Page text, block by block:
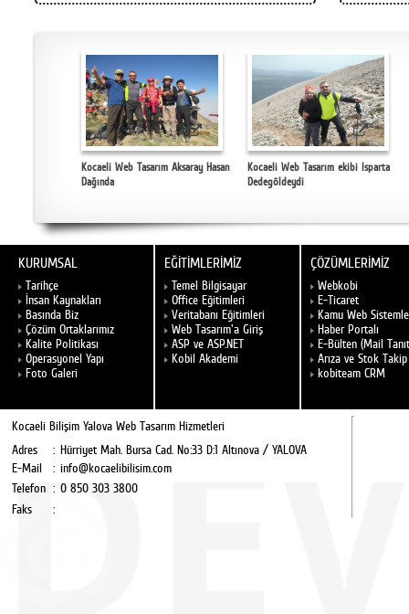
Kocaeli Web Tasarım Aksaray Hasan
Dağında
Kocaeli Web Tasarım ekibi Isparta
Dedegöldeydi
KURUMSAL
Tarihçe
İnsan Kaynakları
Basında Biz
Çözüm Ortaklarımız
Kalite Politikası
Operasyonel Yapı
Foto Galeri
EĞİTİMLERİMİZ
Temel Bilgisayar
Office Eğitimleri
Veritabanı Eğitimleri
Web Tasarım'a Giriş
ASP ve ASP.NET
Kobil Akademi
ÇÖZÜMLERİMİZ
Webkobi
E-Ticaret
Kamu Web
Haber Portalı
E-Bülten (Mail
Arıza ve Stok Takip
kobiteam CRM
Kocaeli Bilişim Yalova Web Tasarım Hizmetleri
Adres
: Hürriyet Mah. Bursa Cad. No:33 D:1 Altınova / YALOVA
E-Mail
: info@kocaelibilisim.com
Telefon : 0 850 303 3800
Faks
: